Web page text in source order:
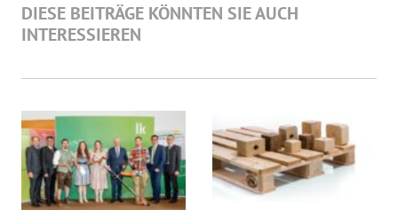
DIESE BEITRÄGE KÖNNTEN SIE AUCH
INTERESSIEREN